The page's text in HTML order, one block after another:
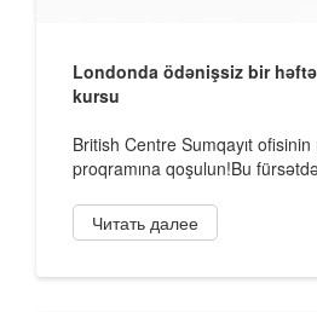
Londonda ödənişsiz bir
kursu
British Centre Sumqayıt ofisinin
proqramına qoşulun!Bu
Читать далее